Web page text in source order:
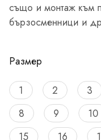
също и монтаж към
бързосменници и
Размер
1 2 3
8
9 10
15
16